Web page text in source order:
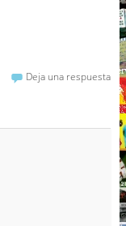
Deja una respuesta